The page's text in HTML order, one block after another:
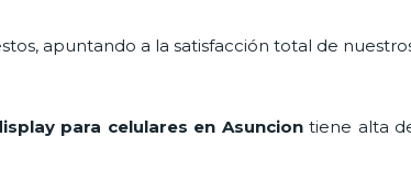
apuntando a la satisfacción total de
para celulares en Asunciontiene alta